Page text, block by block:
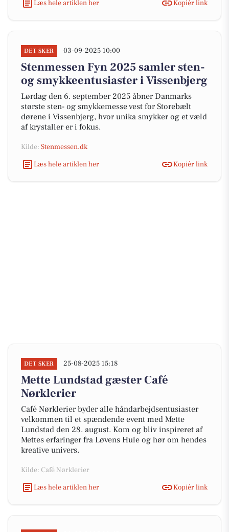
Læs hele artiklen her Kopiér link
DET SKER 03-09-2025 10:00
Stenmessen Fyn 2025 samler sten-
og smykkeentusiaster i Vissenbjerg
Lørdag den 6. september 2025 åbner Danmarks
største sten- og smykkemesse vest for Storebælt
dørene i Vissenbjerg, hvor unika smykker og et væld
af krystaller er i fokus.
Kilde: Stenmessen.dk
Læs hele artiklen her
Kopiér link
DET SKER 25-08-2025 15:18
Mette Lundstad gæster Café
Nørklerier
Café Nørklerier byder alle håndarbejdsentusiaster
velkommen til et spændende event med Mette
Lundstad den 28. august. Kom og bliv inspireret af
Mettes erfaringer fra Løvens Hule og hør om hendes
kreative univers.
Kilde: Café Nørklerier
Læs hele artiklen her
Kopiér link